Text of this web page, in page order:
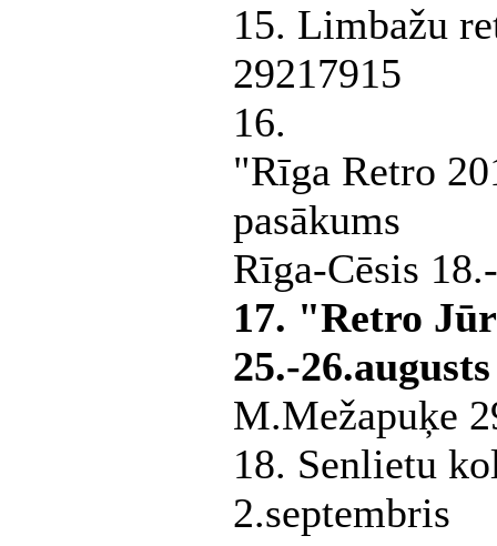
15. Limbažu
29217915
16.
"Rīga Retro
pasākums
Rīga-Cēsis
17. "Retro
25.-26.augusts
M.Mežapuķe
18. Senlietu
2.septembris